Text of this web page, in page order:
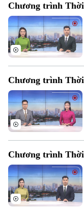
Chương trình Thời
Chương trình Thời
Chương trình Thời